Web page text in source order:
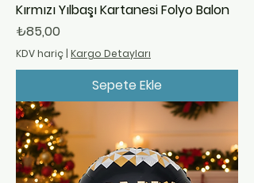
Kırmızı Yılbaşı Kartanesi Folyo Balon
Fiyat
₺85,00
KDV hariç | Kargo Detayları
Sepete Ekle